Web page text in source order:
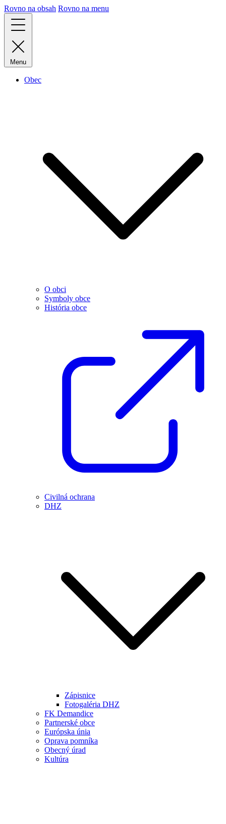
Rovno na obsah Rovno na menu
Menu
Obec
O obci
Symboly obce
História obce
Civilná ochrana
DHZ
Zápisnice
Fotogaléria DHZ
FK Demandice
Partnerské obce
Európska únia
Oprava pomníka
Obecný úrad
Kultúra